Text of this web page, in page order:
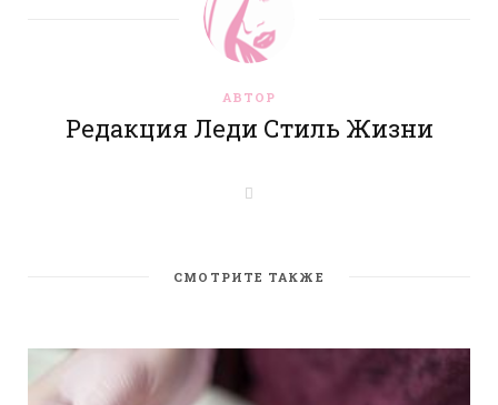
АВТОР
Редакция Леди Стиль Жизни
e
СМОТРИТЕ ТАКЖЕ